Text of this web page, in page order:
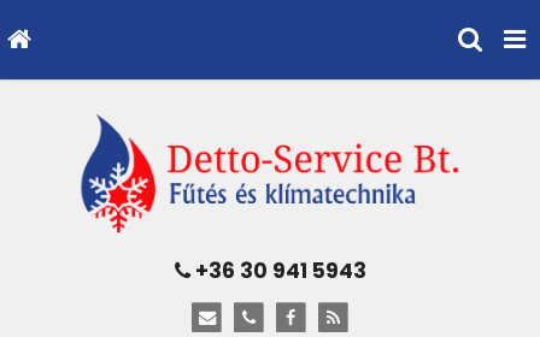
+36 30 941 5943